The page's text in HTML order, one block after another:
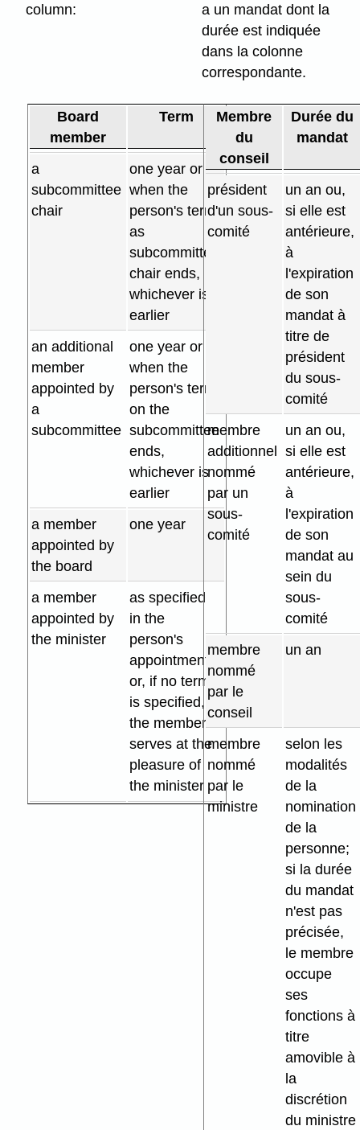
column:
a un mandat dont la
durée est indiquée
dans la colonne
correspondante.
Board
member
Term
a
subcommittee
chair
one year or
when the
person's term
as
subcommittee
chair ends,
whichever is
earlier
an additional
member
appointed by
a
subcommittee
one year or
when the
person's term
on the
subcommittee
ends,
whichever is
earlier
a member
appointed by
the board
one year
a member
appointed by
the minister
as specified
in the
person's
appointment,
or, if no term
is specified,
the member
serves at the
pleasure of
the minister
Membre
du
conseil
Durée du
mandat
président
d'un sous-
comité
un an ou,
si elle est
antérieure,
à
l'expiration
de son
mandat à
titre de
président
du sous-
comité
membre
additionnel
nommé
par un
sous-
comité
un an ou,
si elle est
antérieure,
à
l'expiration
de son
mandat au
sein du
sous-
comité
membre
nommé
par le
conseil
un an
membre
nommé
par le
ministre
selon les
modalités
de la
nomination
de la
personne;
si la durée
du mandat
n'est pas
précisée,
le membre
occupe
ses
fonctions à
titre
amovible à
la
discrétion
du ministre